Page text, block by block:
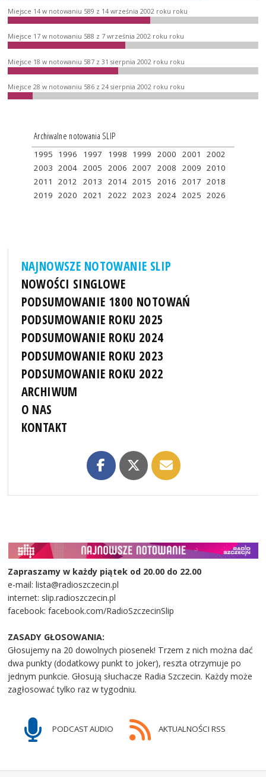
Miejsce 14 w notowaniu 589 z 14 września 2002 roku roku
Miejsce 17 w notowaniu 588 z 7 września 2002 roku roku
Miejsce 18 w notowaniu 587 z 31 sierpnia 2002 roku roku
Miejsce 28 w notowaniu 586 z 24 sierpnia 2002 roku roku
Archiwalne notowania SLIP
1995 1996 1997 1998 1999 2000 2001
2002
2003 2004 2005 2006 2007 2008 2009 2010
2011
2012 2013 2014 2015 2016 2017 2018
2019 2020 2021 2022 2023 2024 2025 2026
NAJNOWSZE NOTOWANIE SLIP
NOWOŚCI SINGLOWE
PODSUMOWANIE 1800 NOTOWAŃ
PODSUMOWANIE ROKU 2025
PODSUMOWANIE ROKU 2024
PODSUMOWANIE ROKU 2023
PODSUMOWANIE ROKU 2022
ARCHIWUM
O NAS
KONTAKT
Zapraszamy w każdy piątek od 20.00 do 22.00
e-mail: lista@radioszczecin.pl
internet: slip.radioszczecin.pl
facebook: facebook.com/RadioSzczecinSlip
ZASADY GŁOSOWANIA:
Głosujemy na 20 dowolnych piosenek! Trzem z nich można dać
dwa punkty (dodatkowy punkt to joker), reszta otrzymuje po
jednym punkcie. Głosują słuchacze Radia Szczecin. Każdy może
zagłosować tylko raz w tygodniu.
PODCAST AUDIO AKTUALNOŚCI RSS